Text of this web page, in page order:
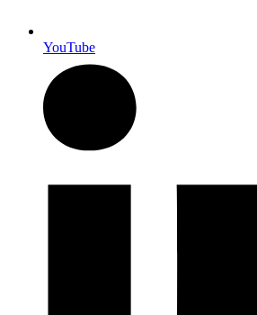
YouTube